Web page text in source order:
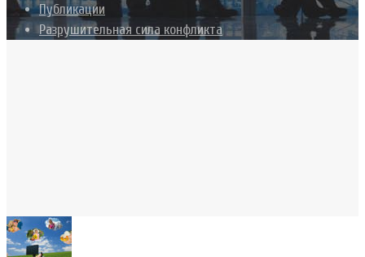
Публикации
Разрушительная сила конфликта